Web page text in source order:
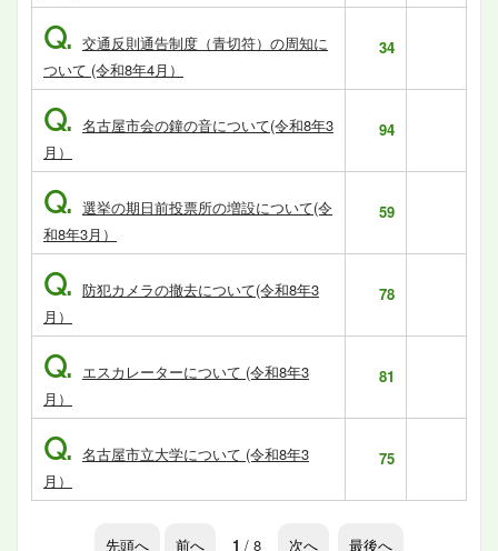
Q. 交通反則通告制度（青切符）の周知に
ついて (令和8年4月）
34
Q. 名古屋市会の鐘の音について(令和8年3
月）
94
Q. 選挙の期日前投票所の増設について(令
和8年3月）
59
Q. 防犯カメラの撤去について(令和8年3
月）
78
Q. エスカレーターについて (令和8年3
月）
81
Q. 名古屋市立大学について (令和8年3
月）
75
先頭へ 前へ 1 / 8 次へ 最後へ